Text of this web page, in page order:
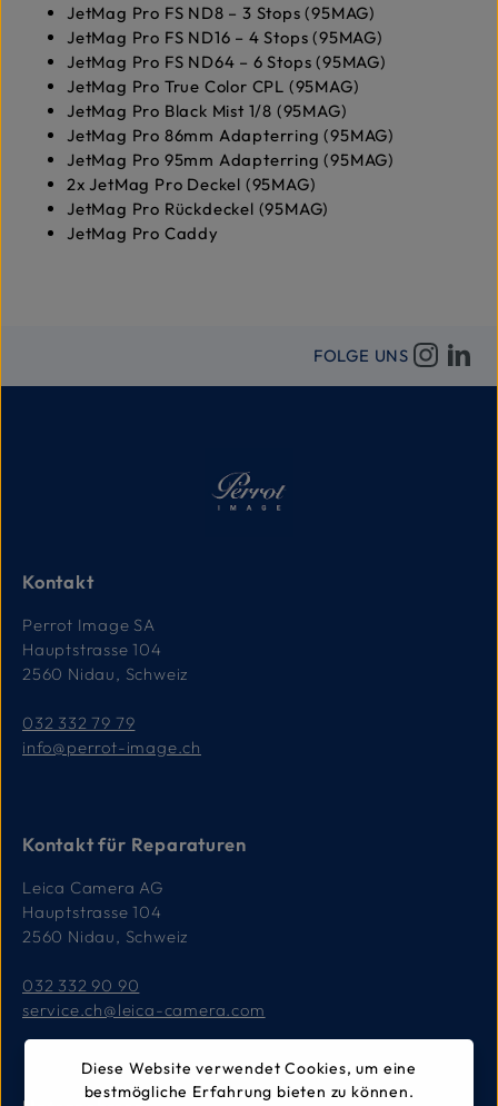
JetMag Pro FS ND8 – 3 Stops (95MAG)
JetMag Pro FS ND16 – 4 Stops (95MAG)
JetMag Pro FS ND64 – 6 Stops (95MAG)
JetMag Pro True Color CPL (95MAG)
JetMag Pro Black Mist 1/8 (95MAG)
JetMag Pro 86mm Adapterring (95MAG)
JetMag Pro 95mm Adapterring (95MAG)
2x JetMag Pro Deckel (95MAG)
JetMag Pro Rückdeckel (95MAG)
JetMag Pro Caddy
FOLGE UNS
Kontakt
Perrot Image SA
Hauptstrasse 104
2560 Nidau, Schweiz
032 332 79 79
info@perrot-image.ch
Kontakt für Reparaturen
Leica Camera AG
Hauptstrasse 104
2560 Nidau, Schweiz
032 332 90 90
service.ch@leica-camera.com
Diese Website verwendet Cookies, um eine
bestmögliche Erfahrung bieten zu können.